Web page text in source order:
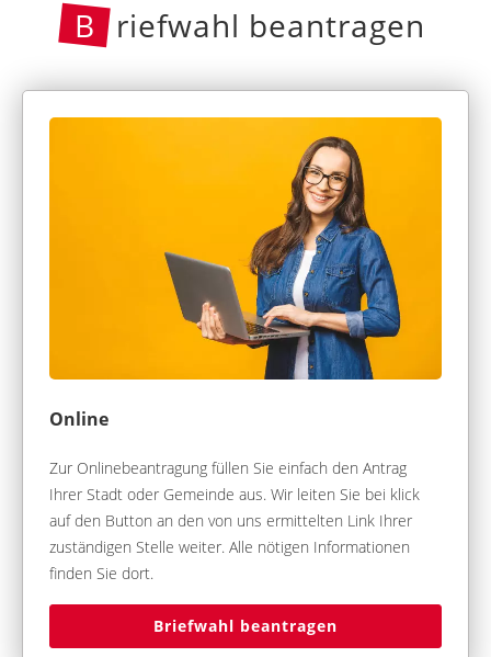
B riefwahl beantragen
Online
Zur Onlinebeantragung füllen Sie einfach den Antrag
Ihrer Stadt oder Gemeinde aus. Wir leiten Sie bei klick
auf den Button an den von uns ermittelten Link Ihrer
zuständigen Stelle weiter. Alle nötigen Informationen
finden Sie dort.
Briefwahl beantragen